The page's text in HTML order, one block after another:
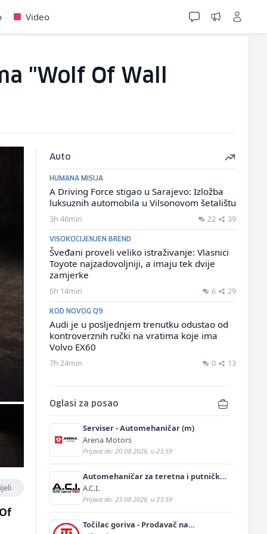
Video
"Wolf Of Wall
Auto
HUMANA MISIJA
A Driving Force stigao u Sarajevo: Izložba
luksuznih automobila u Vilsonovom šetalištu
3h 46min 22 39
VISOKOCIJENJEN BREND
Šveđani proveli veliko istraživanje: Vlasnici
Toyote najzadovoljniji, a imaju tek dvije
zamjerke
6h 14min 6 29
KOD NOVOG Q9
Audi je u posljednjem trenutku odustao od
kontroverznih ručki na vratima koje ima
Volvo EX60
7h 24min 0 13
Oglasi za posao
Serviser - Automehaničar (m)
Arena Motors
Prijava do: 20.08.2026. u 23:59
Automehaničar za teretna i putnička
vozila (m/ž)
A.C.I.
Prijava do: 23.08.2026. u 23:59
Točilac goriva - Prodavač na